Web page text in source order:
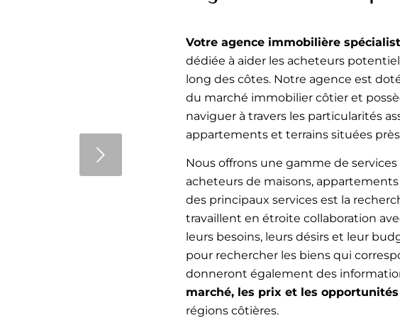
article, nous
Votre agence immobilière
dédiée à aider les acheteurs
long des côtes. Notre agence est
du marché immobilier côtier et
naviguer à travers les particularités
appartements et terrains situées
Nous offrons une gamme de
acheteurs de maisons,
des principaux services est la
travaillent en étroite collaboration
leurs besoins, leurs désirs et leur
pour rechercher les biens qui
donneront également des
marché, les prix et les opportunités
régions côtières.